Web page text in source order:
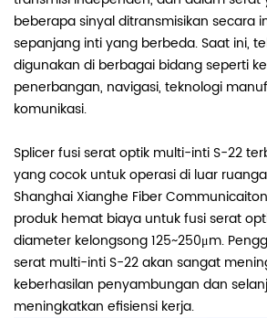
beberapa sinyal ditransmisikan secara
sepanjang inti yang berbeda. Saat ini,
digunakan di berbagai bidang seperti
penerbangan, navigasi, teknologi
komunikasi.
Splicer fusi serat optik multi-inti S-22
yang cocok untuk operasi di luar
Shanghai Xianghe Fiber
produk hemat biaya untuk fusi serat
diameter kelongsong 125~250μm.
serat multi-inti S-22 akan sangat
keberhasilan penyambungan dan
meningkatkan efisiensi kerja.